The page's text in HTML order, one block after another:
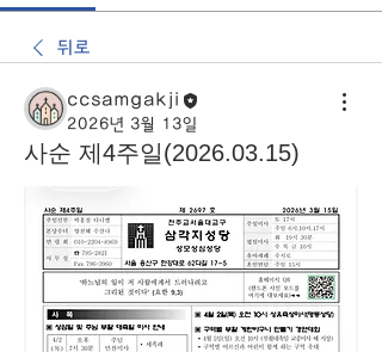
뒤로
ccsamgakji
2026년 3월 13일
사순 제4주일(2026.03.15)